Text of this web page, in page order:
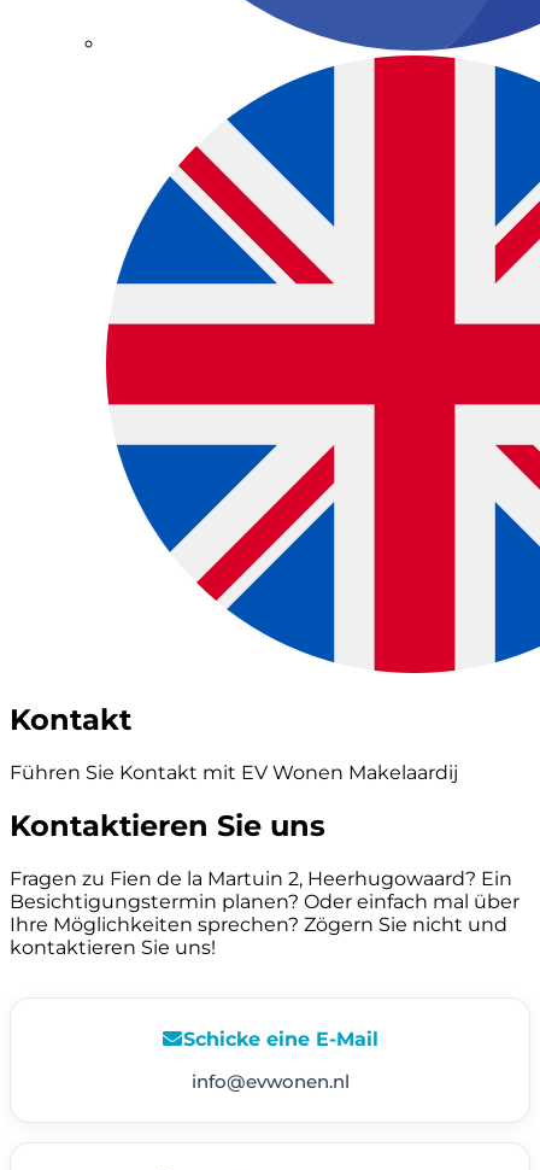
Kontakt
Führen Sie Kontakt mit EV Wonen Makelaardij
Kontaktieren Sie uns
Fragen zu Fien de la Martuin 2, Heerhugowaard? Ein
Besichtigungstermin planen? Oder einfach mal über
Ihre Möglichkeiten sprechen? Zögern Sie nicht und
kontaktieren Sie uns!
Schicke eine E-Mail
info@evwonen.nl